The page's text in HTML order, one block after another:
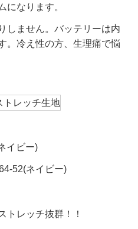
になります。
しません。バッテリーは内
。冷え性の方、生理痛で悩
イビー)
52(ネイビー)
トレッチ抜群！！